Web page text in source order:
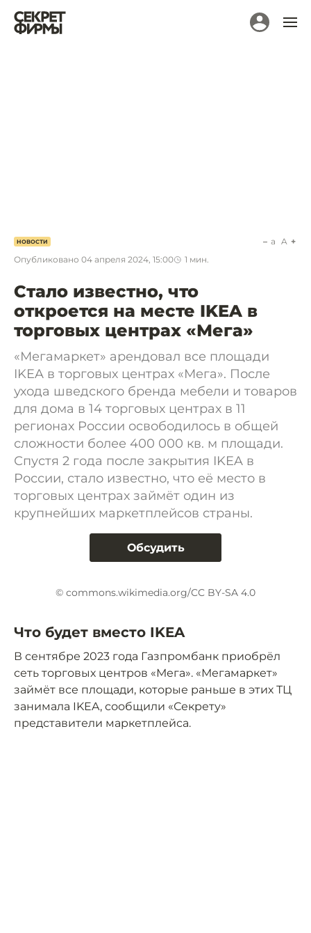
НОВОСТИ
Опубликовано 04 апреля 2024, 15:00 1 мин.
a A
Стало известно, что
откроется на месте IKEA в
торговых центрах «Мега»
«Мегамаркет» арендовал все площади
IKEA в торговых центрах «Мега». После
ухода шведского бренда мебели и товаров
для дома в 14 торговых центрах в 11
регионах России освободилось в общей
сложности более 400 000 кв. м площади.
Спустя 2 года после закрытия IKEA в
России, стало известно, что её место в
торговых центрах займёт один из
крупнейших маркетплейсов страны.
Обсудить
© commons.wikimedia.org/CC BY-SA 4.0
Что будет вместо IKEA
В сентябре 2023 года Газпромбанк приобрёл
сеть торговых центров «Мега». «Мегамаркет»
займёт все площади, которые раньше в этих ТЦ
занимала IKEA, сообщили «Секрету»
представители маркетплейса.